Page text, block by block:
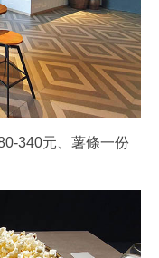
340元、薯條一份